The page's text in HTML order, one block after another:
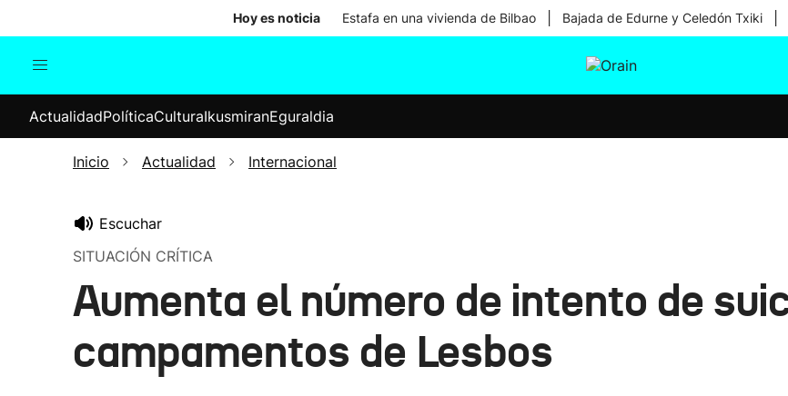
Hoy es noticia Estafa en una vivienda de Bilbao Bajada de Edurne y Celedón Txiki
Internacional
Elecciones
ActualidadPolíticaCulturaIkusmiranEguraldia
Inicio Actualidad Internacional
Escuchar
SITUACIÓN CRÍTICA
Aumenta el número de intento de
campamentos de Lesbos